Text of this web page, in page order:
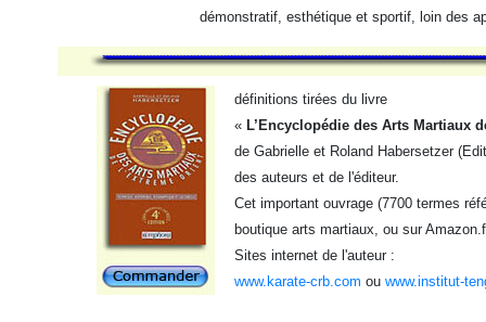
démonstratif, esthétique et sportif, loin des
définitions tirées du livre
« L’Encyclopédie des Arts Martiaux
de Gabrielle et Roland Habersetzer
des auteurs et de l'éditeur.
Cet important ouvrage (7700 termes
boutique arts martiaux, ou sur
Sites internet de l'auteur :
www.karate-crb.com ou www.institut-